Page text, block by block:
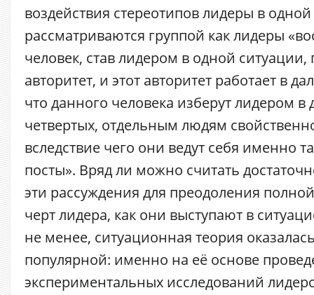
воздействия стереотипов лидеры в
рассматриваются группой как лидеры
человек, став лидером в одной ситуации,
авторитет, и этот авторитет работает в
что данного человека изберут лидером в
четвертых, отдельным людям
вследствие чего они ведут себя именно
посты». Вряд ли можно считать
эти рассуждения для преодоления
черт лидера, как они выступают в
не менее, ситуационная теория
популярной: именно на её основе
экспериментальных исследований